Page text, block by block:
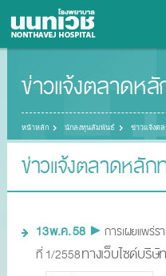
ข่าวแจ้งตลาดห
หน้าหลัก นักลงทุนสัมพันธ์ ข่าวแจ้งต
ข่าวแจ้งตลาดหลั
13 พ.ค. 58 ► การเผยแพร่
ที่ 1/2558ทางเว็บไซด์บริษัท